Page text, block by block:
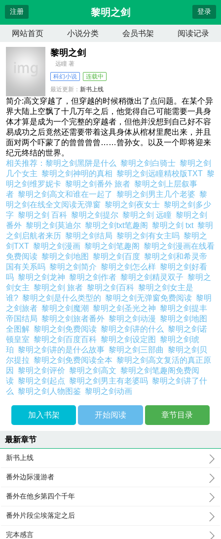
注册 黎明之剑 登录
网站首页 小说分类 会员书架 阅读记录
黎明之剑
远瞳 著
科幻小说
连载中
最近更新：新书上线
更新时间：2022-07-13 03:56:32
简介:高文穿越了，但穿越的时候稍微出了点问题。在某个异
界大陆上空飘了十几万年之后，他觉得自己可能需要一具身
体才算是成为一个完整的穿越者，但他并没想到自己好不容
易成功之后竟然还需要带着这具身体从棺材里爬出来，并且
面对两个吓蒙了的曾曾曾曾……曾孙女。以及一个即将迎来
纪元终结的世界。
相关推荐：黎明之剑黑阱是什么黎明之剑白骑士黎明之剑
几个女主黎明之剑神明的真相黎明之剑远瞳精校版TXT黎
明之剑维罗妮卡黎明之剑番外 旅者黎明之剑上层叙事
者黎明之剑高文和谁在一起了黎明之剑男主几个老婆黎
明之剑在线全文阅读无弹窗黎明之剑夜女士黎明之剑多少
字黎明之剑 百科黎明之剑提尔黎明之剑 远瞳黎明之剑
番外黎明之剑莫迪尔黎明之剑txt笔趣阁黎明之剑 txt黎明
之剑启航者来历黎明之剑结局黎明之剑有女主吗黎明之
剑TXT黎明之剑漫画黎明之剑笔趣阁黎明之剑漫画在线看
免费阅读黎明之剑地图黎明之剑百度黎明之剑和希灵帝
国有关系吗黎明之剑简介黎明之剑怎么样黎明之剑好看
吗黎明之剑龙神黎明之剑作者黎明之剑精灵双子黎明之
剑女主黎明之剑 旅者黎明之剑百科黎明之剑女主是
谁?黎明之剑是什么类型的黎明之剑无弹窗免费阅读黎明
之剑旅者黎明之剑魔潮黎明之剑圣光之神黎明之剑提丰
帝国结局黎明之剑旅者番外黎明之剑动漫黎明之剑地图
全图解黎明之剑免费阅读黎明之剑讲的什么黎明之剑诺
顿皇室黎明之剑百度百科黎明之剑设定图黎明之剑琥
珀黎明之剑讲的是什么故事黎明之剑三部曲黎明之剑贝
尔提拉黎明之剑免费阅读全本黎明之剑高文复活的真正原
因黎明之剑评价黎明之剑高文黎明之剑笔趣阁免费阅
读黎明之剑起点黎明之剑男主有老婆吗黎明之剑讲了什
么黎明之剑人物图鉴黎明之剑动画
加入书架 开始阅读 章节目录
最新章节
新书上线
番外边际漫游者
番外在他乡第四个千年
番外片段尘埃落定之后
完本感言